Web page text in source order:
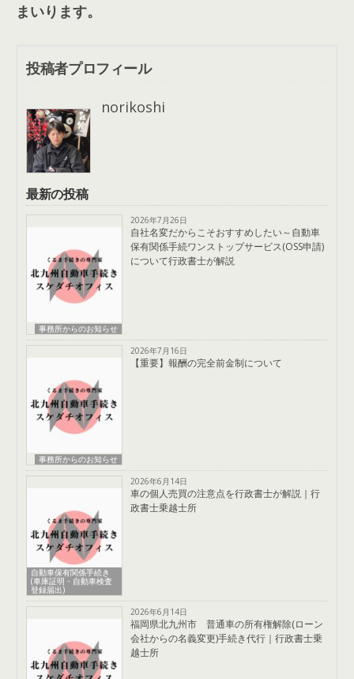
まいります。
投稿者プロフィール
norikoshi
最新の投稿
事務所からのお知らせ
2026年7月26日
自社名変だからこそおすすめしたい～自動車
保有関係手続ワンストップサービス(OSS申請)
について行政書士が解説
事務所からのお知らせ
2026年7月16日
【重要】報酬の完全前金制について
自動車保有関係手続き
(車庫証明・自動車検査
登録届出)
2026年6月14日
車の個人売買の注意点を行政書士が解説｜行
政書士乗越士所
2026年6月14日
福岡県北九州市 普通車の所有権解除(ローン
会社からの名義変更)手続き代行｜行政書士乗
越士所